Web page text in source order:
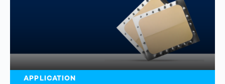
APPLICATION